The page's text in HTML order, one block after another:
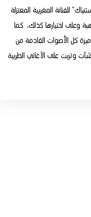
للفنانة المغربية المعتزلة
وعلى اختيارها كذلك، كما
كل الأصوات القادمة من
وتربت على الآغاني الطربية